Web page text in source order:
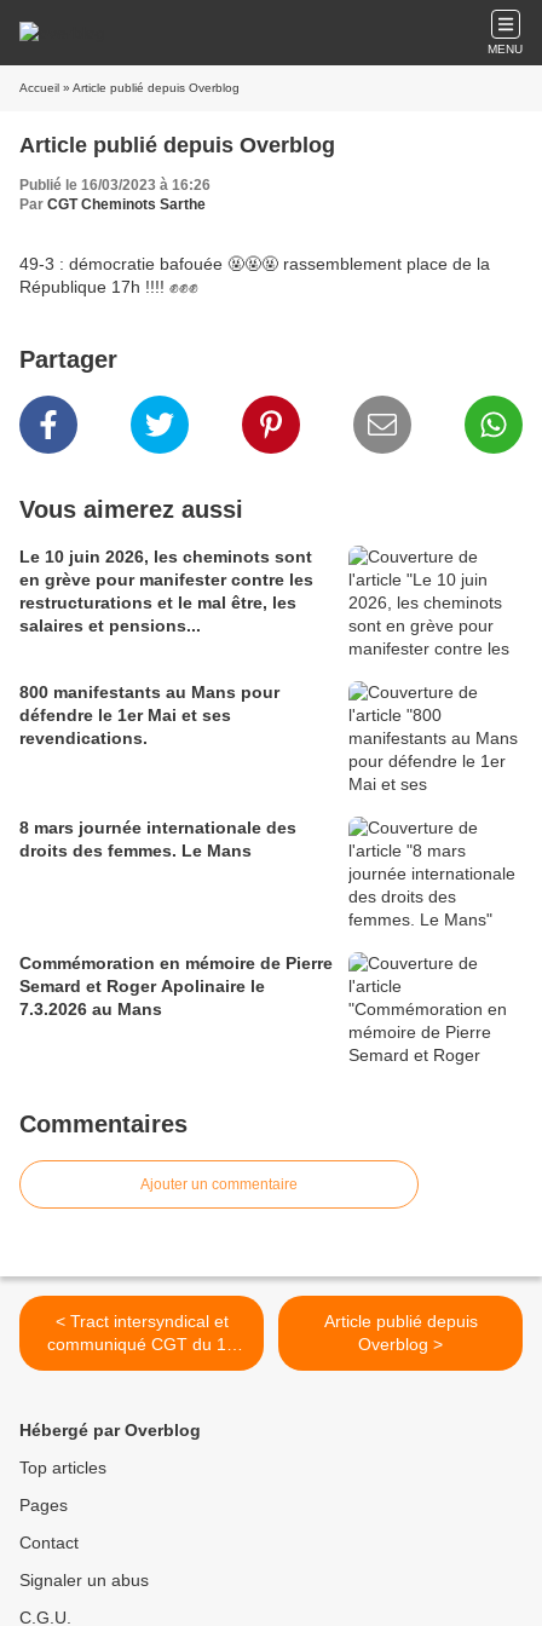
MENU
Accueil » Article publié depuis Overblog
Article publié depuis Overblog
Publié le 16/03/2023 à 16:26
Par CGT Cheminots Sarthe
49-3 : démocratie bafouée 🤬🤬🤬 rassemblement place de la
République 17h !!!! ✊✊✊
Partager
Vous aimerez aussi
Le 10 juin 2026, les cheminots sont
en grève pour manifester contre les
restructurations et le mal être, les
salaires et pensions...
800 manifestants au Mans pour
défendre le 1er Mai et ses
revendications.
8 mars journée internationale des
droits des femmes. Le Mans
Commémoration en mémoire de Pierre
Semard et Roger Apolinaire le
7.3.2026 au Mans
Commentaires
Ajouter un commentaire
< Tract intersyndical et
communiqué CGT du 15
mars 2023 suite au vote de
Article publié depuis
Overblog >
Hébergé par Overblog
Top articles
Pages
Contact
Signaler un abus
C.G.U.